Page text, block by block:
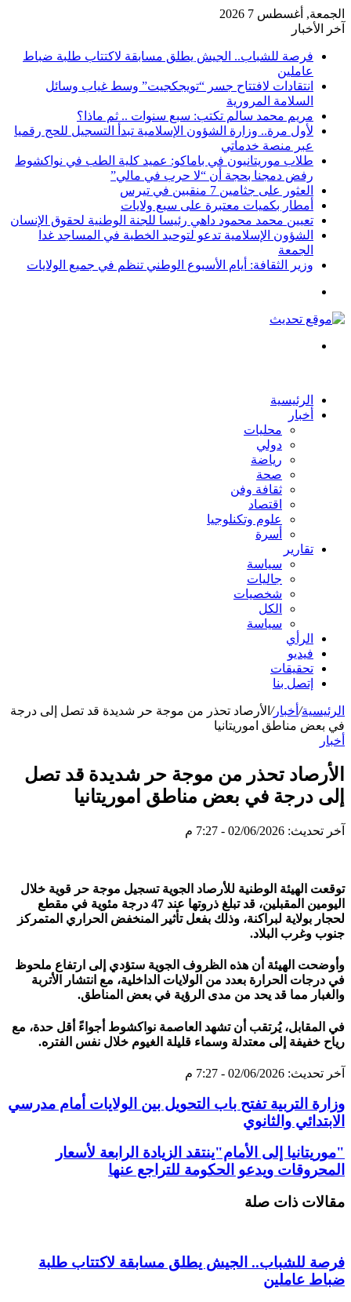
الجمعة, أغسطس 7 2026
آخر الأخبار
فرصة للشباب.. الجيش يطلق مسابقة لاكتتاب طلبة ضباط
عاملين
انتقادات لافتتاح جسر “تويجكجيت” وسط غياب وسائل
السلامة المرورية
مريم محمد سالم تكتب: سبع سنوات .. ثم ماذا؟
لأول مرة.. وزارة الشؤون الإسلامية تبدأ التسجيل للحج رقميا
عبر منصة خدماتي
طلاب موريتانيون في باماكو: عميد كلية الطب في نواكشوط
رفض دمجنا بحجة أن “لا حرب في مالي”
العثور على جثامين 7 منقبين في تيرس
أمطار بكميات معتبرة على سبع ولايات
تعيين محمد محمود داهي رئيسا للجنة الوطنية لحقوق الإنسان
الشؤون الإسلامية تدعو لتوحيد الخطبة في المساجد غدا
الجمعة
وزير الثقافة: أيام الأسبوع الوطني تنظم في جميع الولايات
الرئيسية
أخبار
محليات
دولي
رياضة
صحة
ثقافة وفن
اقتصاد
علوم وتكنلوجيا
أسرة
تقارير
سياسة
جاليات
شخصيات
الكل
سياسة
الرأي
فيديو
تحقيقات
إتصل بنا
الرئيسية/ أخبار/ الأرصاد تحذر من موجة حر شديدة قد تصل إلى درجة
في بعض مناطق اموريتانيا
أخبار
الأرصاد تحذر من موجة حر شديدة قد تصل
إلى درجة في بعض مناطق اموريتانيا
آخر تحديث: 02/06/2026 - 7:27 م
توقعت الهيئة الوطنية للأرصاد الجوية تسجيل موجة حر قوية خلال
اليومين المقبلين، قد تبلغ ذروتها عند 47 درجة مئوية في مقطع
لحجار بولاية لبراكنة، وذلك بفعل تأثير المنخفض الحراري المتمركز
جنوب وغرب البلاد.
وأوضحت الهيئة أن هذه الظروف الجوية ستؤدي إلى ارتفاع ملحوظ
في درجات الحرارة بعدد من الولايات الداخلية، مع انتشار الأتربة
والغبار مما قد يحد من مدى الرؤية في بعض المناطق.
في المقابل، يُرتقب أن تشهد العاصمة نواكشوط أجواءً أقل حدة، مع
رياح خفيفة إلى معتدلة وسماء قليلة الغيوم خلال نفس الفتره.
آخر تحديث: 02/06/2026 - 7:27 م
وزارة التربية تفتح باب التحويل بين الولايات أمام مدرسي
الابتدائي والثانوي
"موريتانيا إلى الأمام"ينتقد الزيادة الرابعة لأسعار
المحروقات ويدعو الحكومة للتراجع عنها
مقالات ذات صلة
فرصة للشباب.. الجيش يطلق مسابقة لاكتتاب طلبة
ضباط عاملين